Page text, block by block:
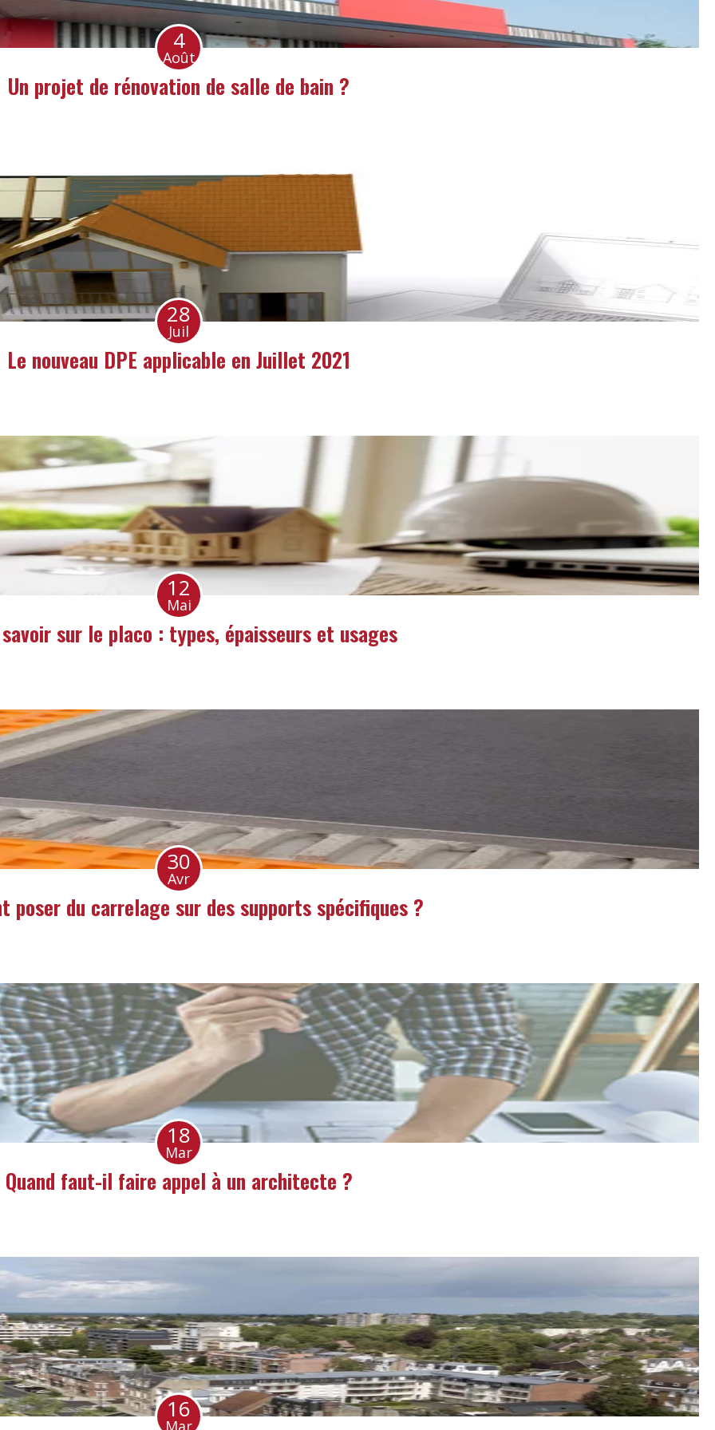
4
Août
Un projet de rénovation de salle de bain ?
28
Juil
Le nouveau DPE applicable en Juillet 2021
12
Mai
sur le placo : types, épaisseurs et usages
30
Avr
poser du carrelage sur des supports spécifiques ?
18
Mar
Quand faut-il faire appel à un architecte ?
16
Mar